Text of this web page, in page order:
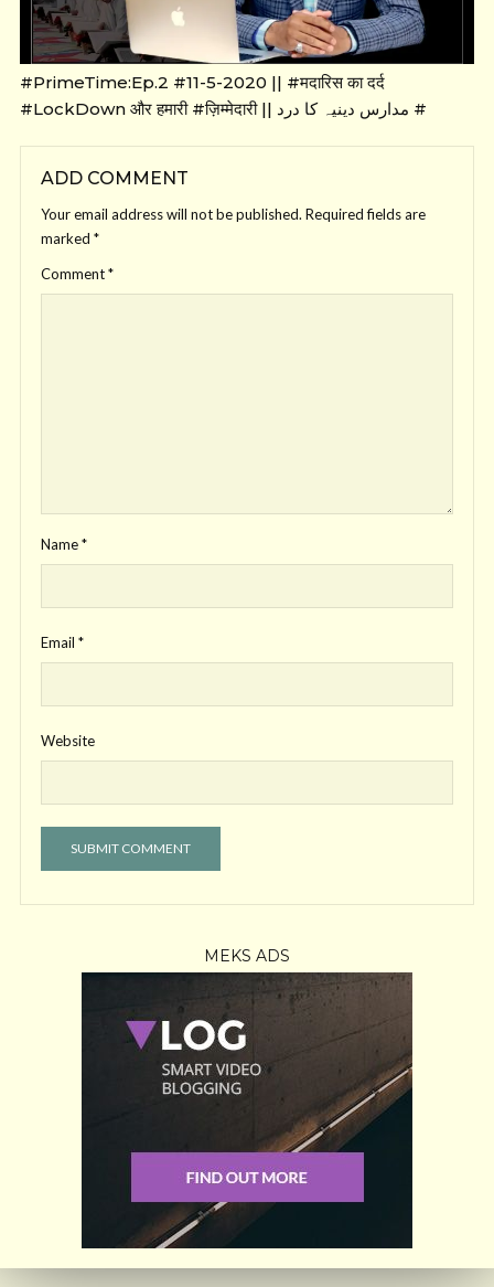
#PrimeTime:Ep.2 #11-5-2020 || #मदारिस का दर्द
#LockDown और हमारी #ज़िम्मेदारी || مدارس دینیہ کا درد #
ADD COMMENT
Your email address will not be published. Required fields are
marked *
Comment*
Name*
Email *
Website
MEKS ADS